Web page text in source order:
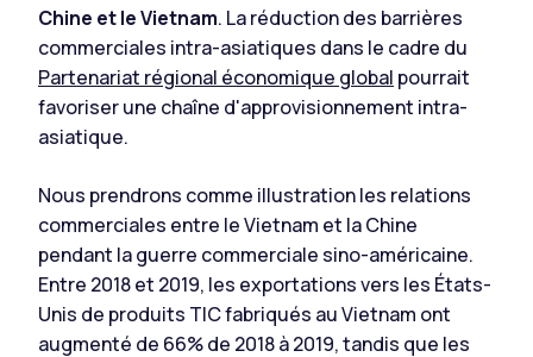
Chine et le Vietnam. La réduction des barrières
commerciales intra-asiatiques dans le cadre du
Partenariat régional économique global pourrait
favoriser une chaîne d'approvisionnement intra-
asiatique.
Nous prendrons comme illustration les relations
commerciales entre le Vietnam et la Chine
pendant la guerre commerciale sino-américaine.
Entre 2018 et 2019, les exportations vers les États-
Unis de produits TIC fabriqués au Vietnam ont
augmenté de 66% de 2018 à 2019, tandis que les